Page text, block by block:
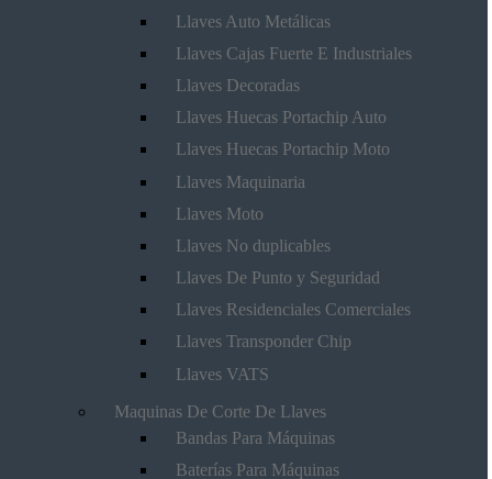
Llaves Auto Metálicas
Llaves Cajas Fuerte E Industriales
Llaves Decoradas
Llaves Huecas Portachip Auto
Llaves Huecas Portachip Moto
Llaves Maquinaria
Llaves Moto
Llaves No duplicables
Llaves De Punto y Seguridad
Llaves Residenciales Comerciales
Llaves Transponder Chip
Llaves VATS
Maquinas De Corte De Llaves
Bandas Para Máquinas
Baterías Para Máquinas